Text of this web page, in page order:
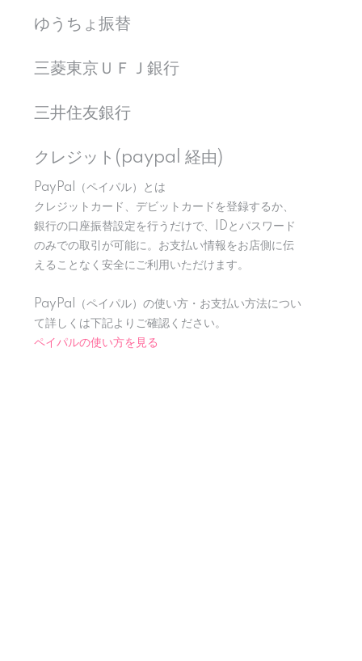
ゆうちょ振替
三菱東京ＵＦＪ銀行
三井住友銀行
クレジット(paypal 経由)
PayPal（ペイパル）とは
クレジットカード、デビットカードを登録するか、
銀行の口座振替設定を行うだけで、IDとパスワード
のみでの取引が可能に。お支払い情報をお店側に伝
えることなく安全にご利用いただけます。
PayPal（ペイパル）の使い方・お支払い方法につい
て詳しくは下記よりご確認ください。
ペイパルの使い方を見る